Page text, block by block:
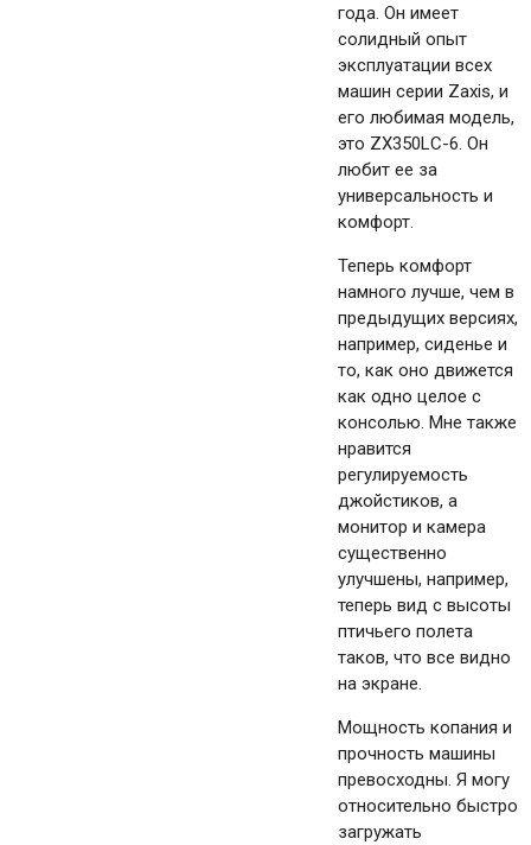
года. Он имеет
солидный опыт
эксплуатации всех
машин серии Zaxis, и
его любимая модель,
это ZX350LC-6. Он
любит ее за
универсальность и
комфорт.
Теперь комфорт
намного лучше, чем в
предыдущих версиях,
например, сиденье и
то, как оно движется
как одно целое с
консолью. Мне также
нравится
регулируемость
джойстиков, а
монитор и камера
существенно
улучшены, например,
теперь вид с высоты
птичьего полета
таков, что все видно
на экране.
Мощность копания и
прочность машины
превосходны. Я могу
относительно быстро
загружать